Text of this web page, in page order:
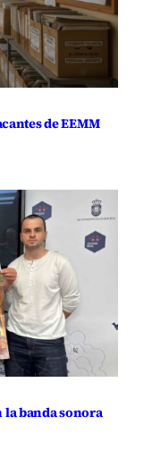
de EEMM
la banda sonora